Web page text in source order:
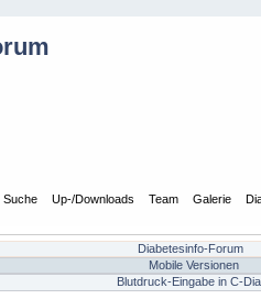
Suche Up-/Downloads Team Galerie
Diabetesinfo-Forum
Mobile Versionen
Blutdruck-Eingabe in C-